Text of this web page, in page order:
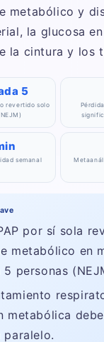
metabólico y
la glucosa
la cintura y los
5
revertido solo
semanal
por sí sola
metabólico en
personas
metabólica
paralelo.